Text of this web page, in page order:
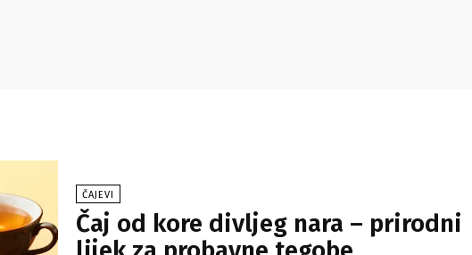
ČAJEVI
Čaj od kore divljeg nara – prirodni